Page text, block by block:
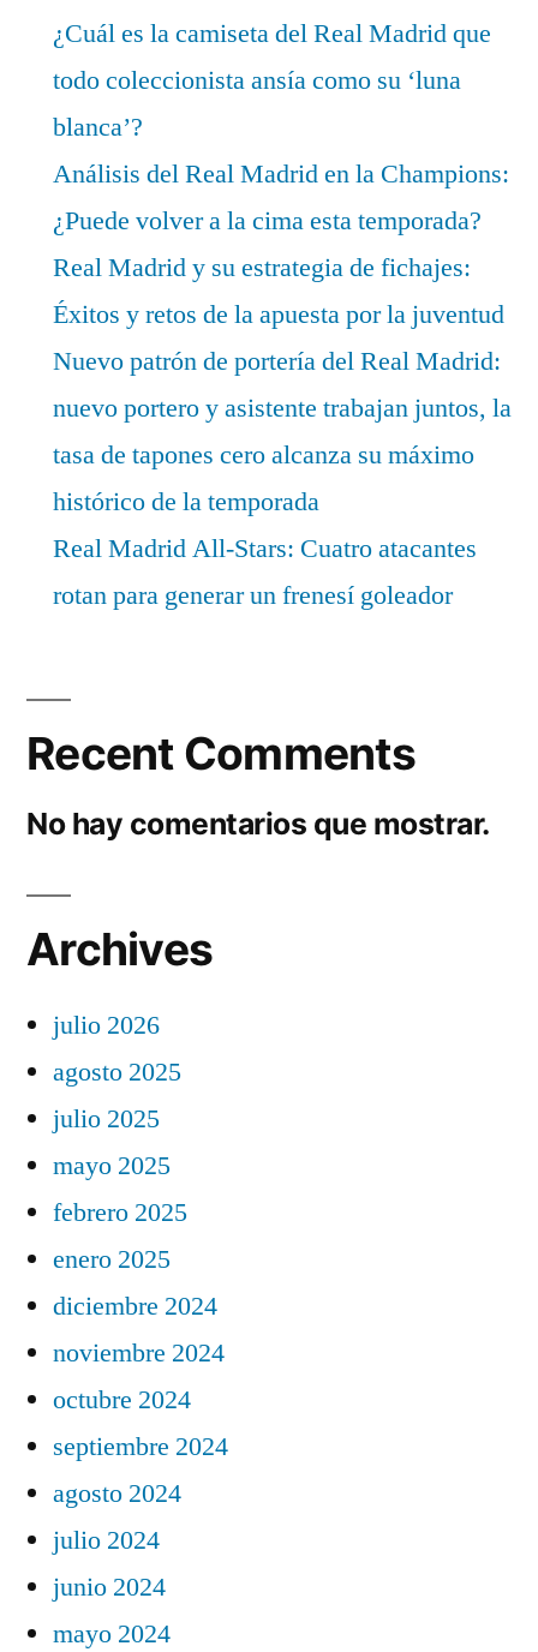
¿Cuál es la camiseta del Real Madrid que
todo coleccionista ansía como su ‘luna
blanca’?
Análisis del Real Madrid en la Champions:
¿Puede volver a la cima esta temporada?
Real Madrid y su estrategia de fichajes:
Éxitos y retos de la apuesta por la juventud
Nuevo patrón de portería del Real Madrid:
nuevo portero y asistente trabajan juntos, la
tasa de tapones cero alcanza su máximo
histórico de la temporada
Real Madrid All-Stars: Cuatro atacantes
rotan para generar un frenesí goleador
Recent Comments
No hay comentarios que mostrar.
Archives
julio 2026
agosto 2025
julio 2025
mayo 2025
febrero 2025
enero 2025
diciembre 2024
noviembre 2024
octubre 2024
septiembre 2024
agosto 2024
julio 2024
junio 2024
mayo 2024